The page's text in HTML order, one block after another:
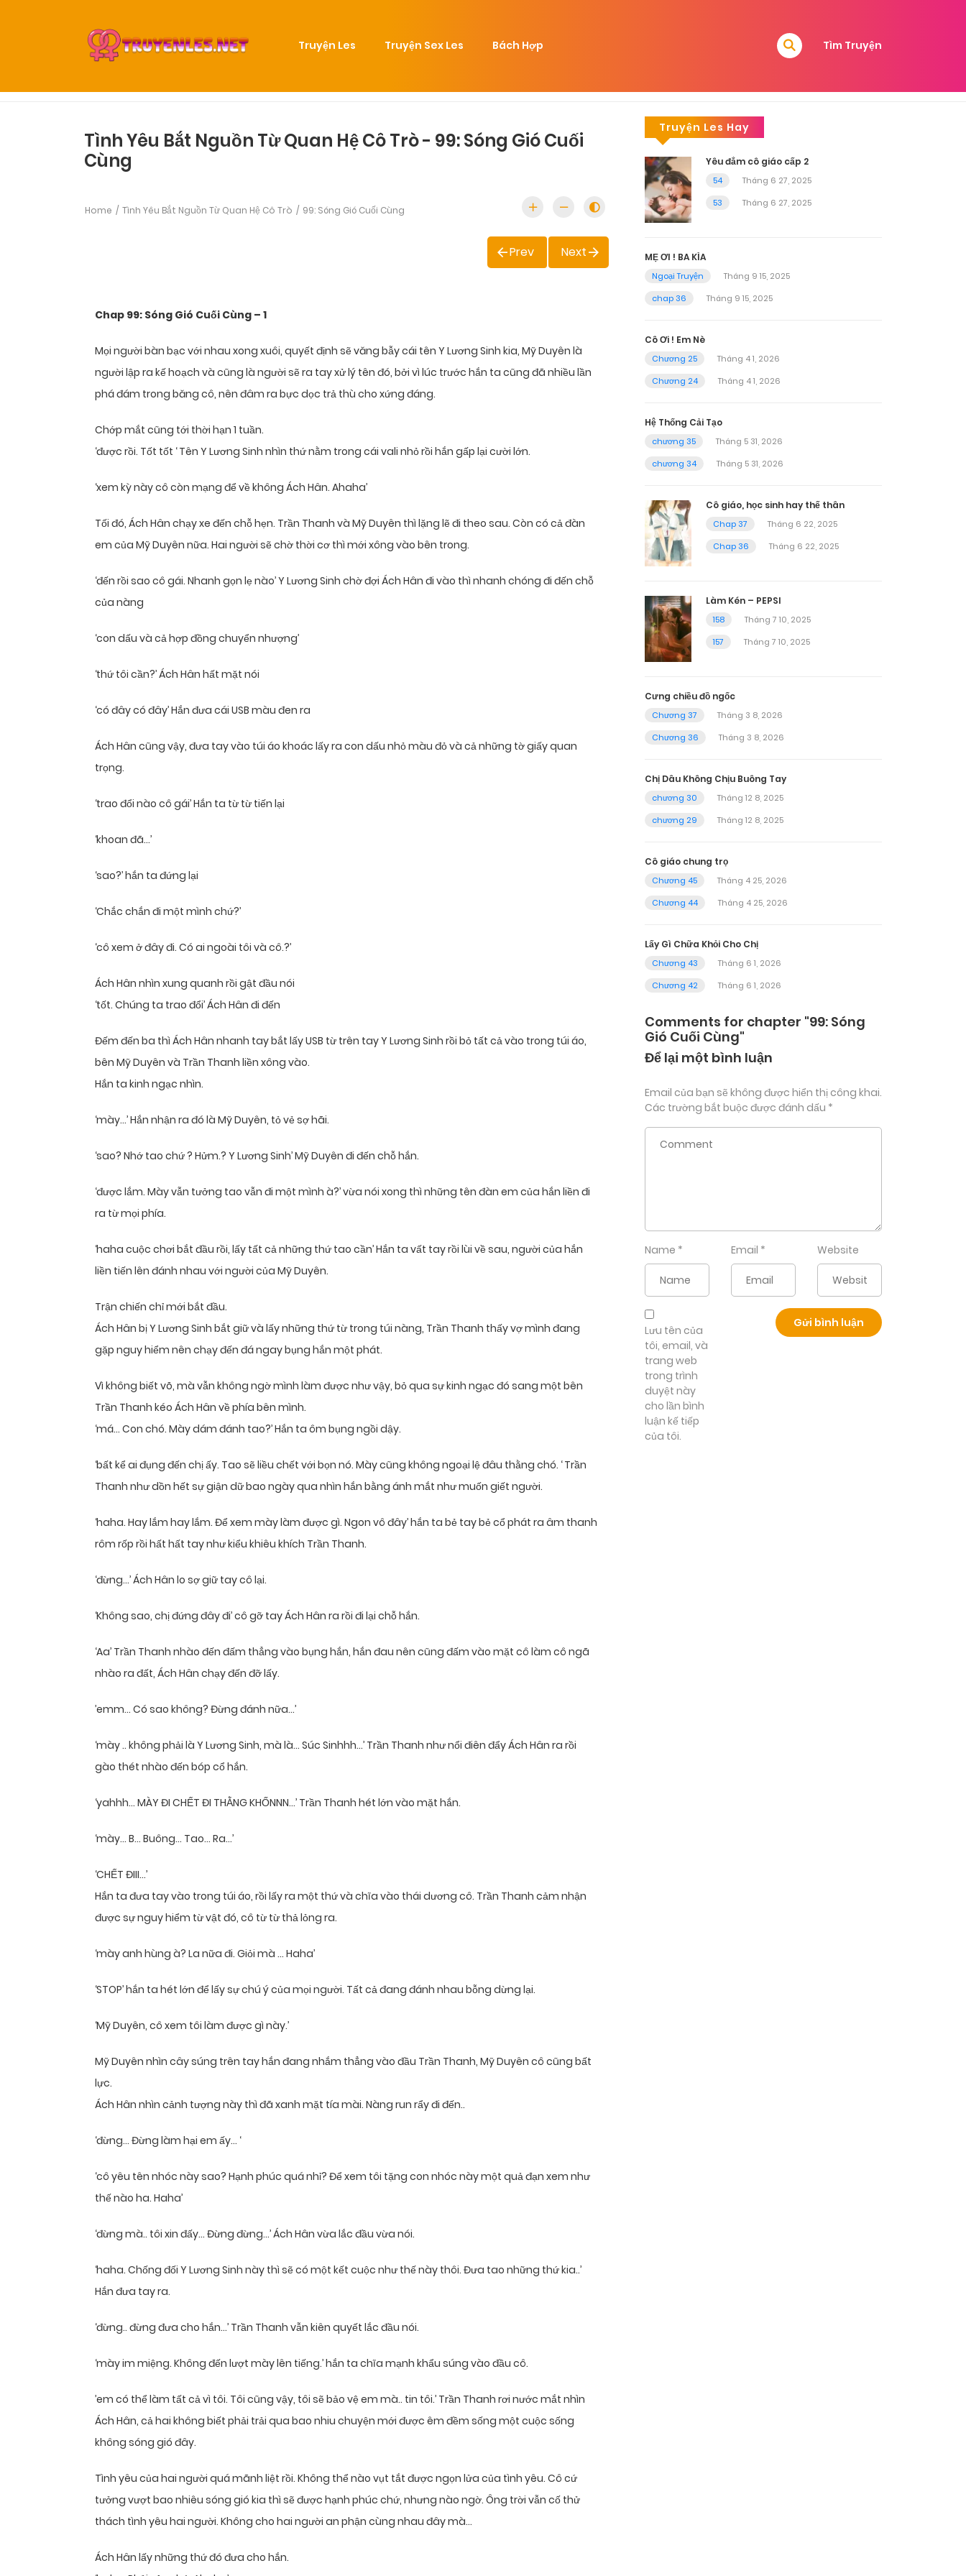
Truyện Les Truyện Sex Les Bách Hợp Tìm Truyện
Tình Yêu Bắt Nguồn Từ Quan Hệ Cô Trò - 99: Sóng Gió Cuối
Cùng
Home Tình Yêu Bắt Nguồn Từ Quan Hệ Cô Trò 99: Sóng Gió Cuối Cùng
Prev Next
Chap 99: Sóng Gió Cuối Cùng – 1
Mọi người bàn bạc với nhau xong xuôi, quyết định sẽ văng bẫy cái tên Y Lương Sinh kia, Mỹ Duyên là
người lập ra kế hoạch và cũng là người sẽ ra tay xử lý tên đó, bởi vì lúc trước hắn ta cũng đã nhiều lần
phá đám trong băng cô, nên đâm ra bực dọc trả thù cho xứng đáng.
Chớp mắt cũng tới thời hạn 1 tuần.
‘được rồi. Tốt tốt ‘ Tên Y Lương Sinh nhìn thứ nằm trong cái vali nhỏ rồi hắn gấp lại cười lớn.
‘xem kỳ này cô còn mạng để về không Ách Hân. Ahaha’
Tối đó, Ách Hân chạy xe đến chỗ hẹn. Trần Thanh và Mỹ Duyên thì lặng lẽ đi theo sau. Còn có cả đàn
em của Mỹ Duyên nữa. Hai người sẽ chờ thời cơ thì mới xông vào bên trong.
‘đến rồi sao cô gái. Nhanh gọn lẹ nào’ Y Lương Sinh chờ đợi Ách Hân đi vào thì nhanh chóng đi đến chỗ
của nàng
‘con dấu và cả hợp đồng chuyển nhượng’
‘thứ tôi cần?’ Ách Hân hất mặt nói
‘có đây có đây’ Hắn đưa cái USB màu đen ra
Ách Hân cũng vậy, đưa tay vào túi áo khoác lấy ra con dấu nhỏ màu đỏ và cả những tờ giấy quan
trọng.
‘trao đổi nào cô gái’ Hắn ta từ từ tiến lại
‘khoan đã…’
‘sao?’ hắn ta đứng lại
‘Chắc chắn đi một mình chứ?’
‘cô xem ở đây đi. Có ai ngoài tôi và cô.?’
Ách Hân nhìn xung quanh rồi gật đầu nói
‘tốt. Chúng ta trao đổi’ Ách Hân đi đến
Đếm đến ba thì Ách Hân nhanh tay bắt lấy USB từ trên tay Y Lương Sinh rồi bỏ tất cả vào trong túi áo,
bên Mỹ Duyên và Trần Thanh liền xông vào.
Hắn ta kinh ngạc nhìn.
‘mày…’ Hắn nhận ra đó là Mỹ Duyên, tỏ vẻ sợ hãi.
‘sao? Nhớ tao chứ ? Hửm.? Y Lương Sinh’ Mỹ Duyên đi đến chỗ hắn.
‘được lắm. Mày vẫn tưởng tao vẫn đi một mình à?’ vừa nói xong thì những tên đàn em của hắn liền đi
ra từ mọi phía.
‘haha cuộc chơi bắt đầu rồi, lấy tất cả những thứ tao cần’ Hắn ta vất tay rồi lùi về sau, người của hắn
liền tiến lên đánh nhau với người của Mỹ Duyên.
Trận chiến chỉ mới bắt đầu.
Ách Hân bị Y Lương Sinh bắt giữ và lấy những thứ từ trong túi nàng, Trần Thanh thấy vợ mình đang
gặp nguy hiểm nên chạy đến đá ngay bụng hắn một phát.
Vì không biết võ, mà vẫn không ngờ mình làm được như vậy, bỏ qua sự kinh ngạc đó sang một bên
Trần Thanh kéo Ách Hân về phía bên mình.
‘má… Con chó. Mày dám đánh tao?’ Hắn ta ôm bụng ngồi dậy.
‘bất kể ai đụng đến chị ấy. Tao sẽ liều chết với bọn nó. Mày cũng không ngoại lệ đâu thằng chó. ‘ Trần
Thanh như dồn hết sự giận dữ bao ngày qua nhìn hắn bằng ánh mắt như muốn giết người.
‘haha. Hay lắm hay lắm. Để xem mày làm được gì. Ngon vô đây’ hắn ta bẻ tay bẻ cổ phát ra âm thanh
rôm rốp rồi hất hất tay như kiểu khiêu khích Trần Thanh.
‘đừng…’ Ách Hân lo sợ giữ tay cô lại.
‘Không sao, chị đứng đây đi’ cô gỡ tay Ách Hân ra rồi đi lại chỗ hắn.
‘Aa’ Trần Thanh nhào đến đấm thẳng vào bụng hắn, hắn đau nên cũng đấm vào mặt cô làm cô ngã
nhào ra đất, Ách Hân chạy đến đỡ lấy.
’emm… Có sao không? Đừng đánh nữa…’
‘mày .. không phải là Y Lương Sinh, mà là… Súc Sinhhh…’ Trần Thanh như nổi điên đẩy Ách Hân ra rồi
gào thét nhào đến bóp cổ hắn.
‘yahhh… MÀY ĐI CHẾT ĐI THẰNG KHỐNNN…’ Trần Thanh hét lớn vào mặt hắn.
‘mày… B… Buông… Tao… Ra…’
‘CHẾT ĐIII…’
Hắn ta đưa tay vào trong túi áo, rồi lấy ra một thứ và chĩa vào thái dương cô. Trần Thanh cảm nhận
được sự nguy hiểm từ vật đó, cô từ từ thả lỏng ra.
‘mày anh hùng à? La nữa đi. Giỏi mà … Haha’
‘STOP’ hắn ta hét lớn để lấy sự chú ý của mọi người. Tất cả đang đánh nhau bỗng dừng lại.
‘Mỹ Duyên, cô xem tôi làm được gì này.’
Mỹ Duyên nhìn cây súng trên tay hắn đang nhắm thẳng vào đầu Trần Thanh, Mỹ Duyên cô cũng bất
lực.
Ách Hân nhìn cảnh tượng này thì đã xanh mặt tía mài. Nàng run rẩy đi đến..
‘đừng… Đừng làm hại em ấy… ‘
‘cô yêu tên nhóc này sao? Hạnh phúc quá nhỉ? Để xem tôi tặng con nhóc này một quả đạn xem như
thế nào ha. Haha’
‘đừng mà.. tôi xin đấy… Đừng đừng…’ Ách Hân vừa lắc đầu vừa nói.
‘haha. Chống đối Y Lương Sinh này thì sẽ có một kết cuộc như thế này thôi. Đưa tao những thứ kia..’
Hắn đưa tay ra.
‘đừng.. đừng đưa cho hắn…’ Trần Thanh vẫn kiên quyết lắc đầu nói.
‘mày im miệng. Không đến lượt mày lên tiếng.’ hắn ta chĩa mạnh khẩu súng vào đầu cô.
’em có thể làm tất cả vì tôi. Tôi cũng vậy, tôi sẽ bảo vệ em mà.. tin tôi.’ Trần Thanh rơi nước mắt nhìn
Ách Hân, cả hai không biết phải trải qua bao nhiu chuyện mới được êm đềm sống một cuộc sống
không sóng gió đây.
Tình yêu của hai người quá mãnh liệt rồi. Không thể nào vụt tắt được ngọn lửa của tình yêu. Cô cứ
tưởng vượt bao nhiêu sóng gió kia thì sẽ được hạnh phúc chứ, nhưng nào ngờ. Ông trời vẫn cố thử
thách tình yêu hai người. Không cho hai người an phận cùng nhau đây mà…
Ách Hân lấy những thứ đó đưa cho hắn.
Truyện Les Hay
Yêu đắm cô giáo cấp 2
54
Tháng 6 27, 2025
53
Tháng 6 27, 2025
MẸ ƠI ! BA KÌA
Ngoại Truyện
Tháng 9 15, 2025
chap 36
Tháng 9 15, 2025
Cô Ơi ! Em Nè
Chương 25
Tháng 4 1, 2026
Chương 24
Tháng 4 1, 2026
Hệ Thống Cải Tạo
chương 35
Tháng 5 31, 2026
chương 34
Tháng 5 31, 2026
Cô giáo, học sinh hay thế thân
Chap 37
Tháng 6 22, 2025
Chap 36
Tháng 6 22, 2025
Làm Kén – PEPSI
158
Tháng 7 10, 2025
157
Tháng 7 10, 2025
Cưng chiều đồ ngốc
Chương 37
Tháng 3 8, 2026
Chương 36
Tháng 3 8, 2026
Chị Dâu Không Chịu Buông Tay
chương 30
Tháng 12 8, 2025
chương 29
Tháng 12 8, 2025
Cô giáo chung trọ
Chương 45
Tháng 4 25, 2026
Chương 44
Tháng 4 25, 2026
Lấy Gì Chữa Khỏi Cho Chị
Chương 43
Tháng 6 1, 2026
Chương 42
Tháng 6 1, 2026
Comments for chapter "99: Sóng
Gió Cuối Cùng"
Để lại một bình luận
Email của bạn sẽ không được hiển thị công khai.
Các trường bắt buộc được đánh dấu *
Name * Email * Website
Lưu tên của
tôi, email, và
trang web
trong trình
duyệt này
cho lần bình
luận kế tiếp
của tôi.